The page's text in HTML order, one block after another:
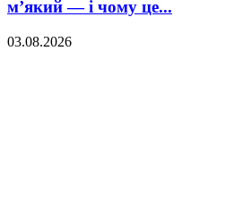
м’який — і чому це...
03.08.2026